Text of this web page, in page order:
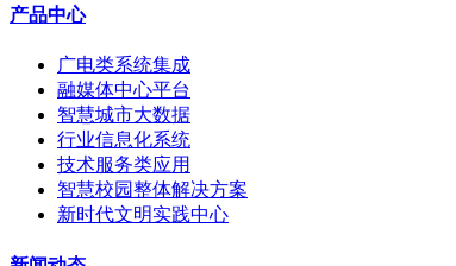
产品中心
广电类系统集成
融媒体中心平台
智慧城市大数据
行业信息化系统
技术服务类应用
智慧校园整体解决方案
新时代文明实践中心